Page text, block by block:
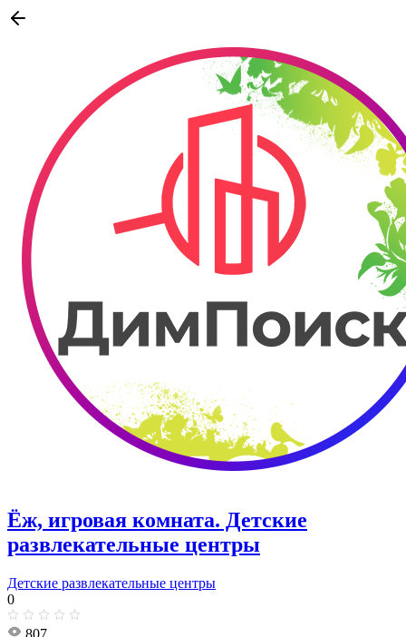
Ёж, игровая комната. Детские
развлекательные центры
Детские развлекательные центры
0
807